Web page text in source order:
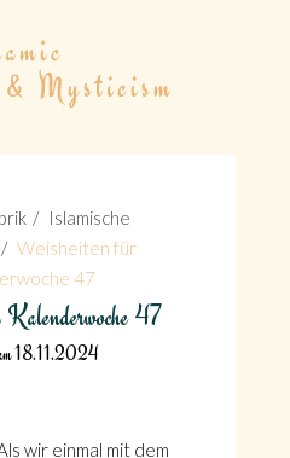
Islamische
Weisheiten für
47
47
am 18.11.2024
wir einmal mit dem